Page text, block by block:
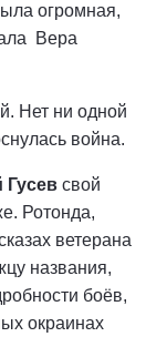
огромная,
Вера
Нет ни одной
война.
Гусев свой
Ротонда,
ветерана
названия,
боёв,
окраинах